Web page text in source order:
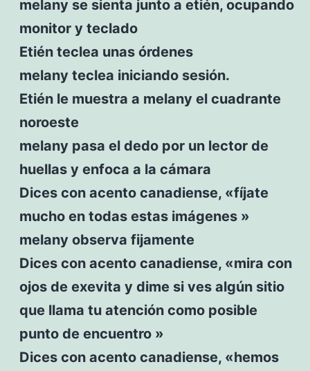
melany se sienta junto a etién, ocupando
monitor y teclado
Etién teclea unas órdenes
melany teclea iniciando sesión.
Etién le muestra a melany el cuadrante
noroeste
melany pasa el dedo por un lector de
huellas y enfoca a la cámara
Dices con acento canadiense, «fíjate
mucho en todas estas imágenes »
melany observa fijamente
Dices con acento canadiense, «mira con
ojos de exevita y dime si ves algún sitio
que llama tu atención como posible
punto de encuentro »
Dices con acento canadiense, «hemos